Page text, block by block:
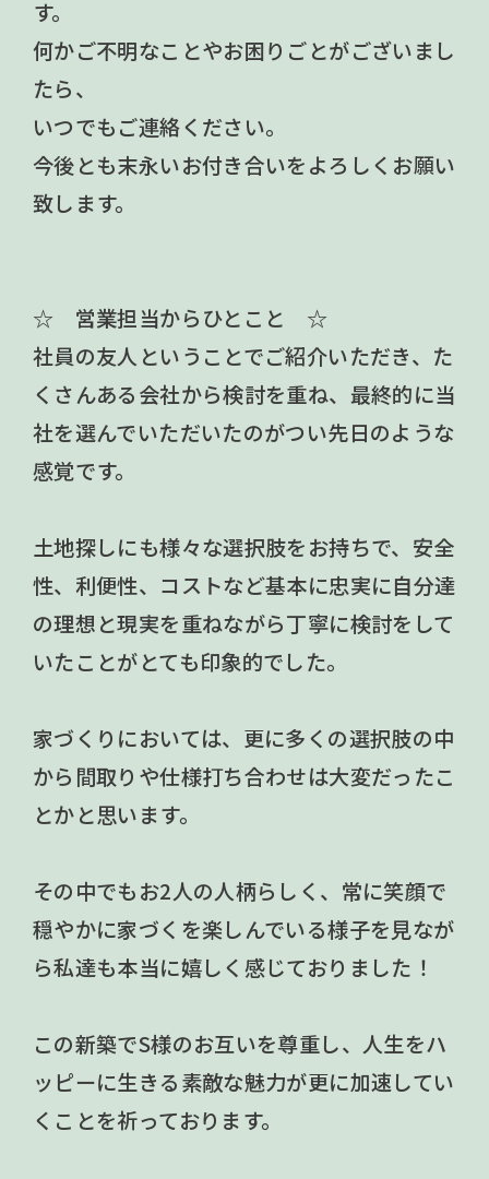
す。
何かご不明なことやお困りごとがございまし
たら、
いつでもご連絡ください。
今後とも末永いお付き合いをよろしくお願い
致します。
☆ 営業担当からひとこと ☆
社員の友人ということでご紹介いただき、た
くさんある会社から検討を重ね、最終的に当
社を選んでいただいたのがつい先日のような
感覚です。
土地探しにも様々な選択肢をお持ちで、安全
性、利便性、コストなど基本に忠実に自分達
の理想と現実を重ねながら丁寧に検討をして
いたことがとても印象的でした。
家づくりにおいては、更に多くの選択肢の中
から間取りや仕様打ち合わせは大変だったこ
とかと思います。
その中でもお2人の人柄らしく、常に笑顔で
穏やかに家づくを楽しんでいる様子を見なが
ら私達も本当に嬉しく感じておりました！
この新築でS様のお互いを尊重し、人生をハ
ッピーに生きる素敵な魅力が更に加速してい
くことを祈っております。